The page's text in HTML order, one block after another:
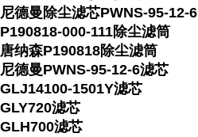
尼德曼除尘滤芯PWNS-95-12-6
P190818-000-111除尘滤筒
唐纳森P190818除尘滤筒
尼德曼PWNS-95-12-6滤芯
GLJ14100-1501Y滤芯
GLY720滤芯
GLH700滤芯